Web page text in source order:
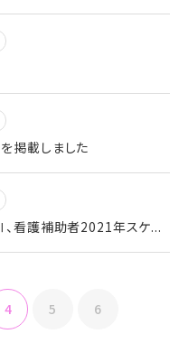
掲載しました
看護補助者2021年スケ...
4 5 6